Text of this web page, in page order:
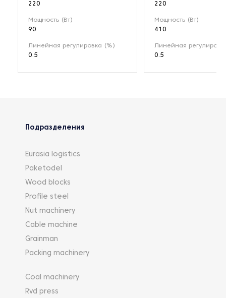
220
Мощность (Вт)
90
Линейная регулировка (%)
0.5
220
Мощность (Вт)
410
Линейная
0.5
Подразделения
Eurasia logistics
Paketodel
Wood blocks
Profile steel
Nut machinery
Cable machine
Grainman
Packing machinery
Coal machinery
Rvd press